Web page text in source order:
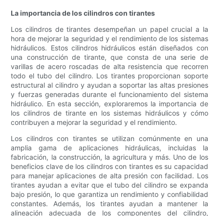
La importancia de los cilindros con tirantes
Los cilindros de tirantes desempeñan un papel crucial a la
hora de mejorar la seguridad y el rendimiento de los sistemas
hidráulicos. Estos cilindros hidráulicos están diseñados con
una construcción de tirante, que consta de una serie de
varillas de acero roscadas de alta resistencia que recorren
todo el tubo del cilindro. Los tirantes proporcionan soporte
estructural al cilindro y ayudan a soportar las altas presiones
y fuerzas generadas durante el funcionamiento del sistema
hidráulico. En esta sección, exploraremos la importancia de
los cilindros de tirante en los sistemas hidráulicos y cómo
contribuyen a mejorar la seguridad y el rendimiento.
Los cilindros con tirantes se utilizan comúnmente en una
amplia gama de aplicaciones hidráulicas, incluidas la
fabricación, la construcción, la agricultura y más. Uno de los
beneficios clave de los cilindros con tirantes es su capacidad
para manejar aplicaciones de alta presión con facilidad. Los
tirantes ayudan a evitar que el tubo del cilindro se expanda
bajo presión, lo que garantiza un rendimiento y confiabilidad
constantes. Además, los tirantes ayudan a mantener la
alineación adecuada de los componentes del cilindro,